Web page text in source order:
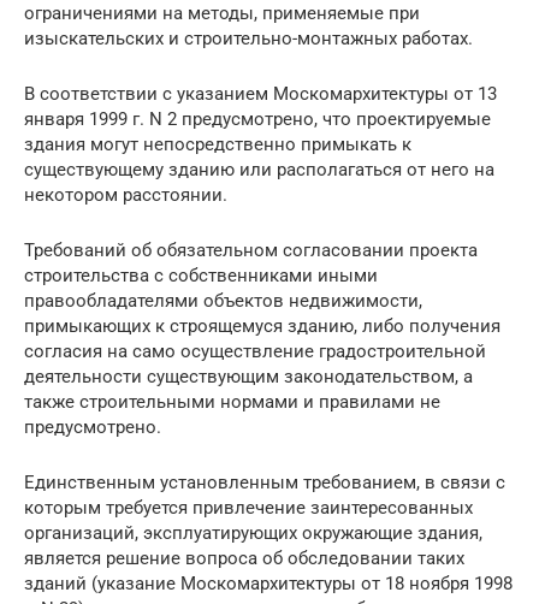
ограничениями на методы, применяемые при
изыскательских и строительно-монтажных работах.
В соответствии с указанием Москомархитектуры от 13
января 1999 г. N 2 предусмотрено, что проектируемые
здания могут непосредственно примыкать к
существующему зданию или располагаться от него на
некотором расстоянии.
Требований об обязательном согласовании проекта
строительства с собственниками иными
правообладателями объектов недвижимости,
примыкающих к строящемуся зданию, либо получения
согласия на само осуществление градостроительной
деятельности существующим законодательством, а
также строительными нормами и правилами не
предусмотрено.
Единственным установленным требованием, в связи с
которым требуется привлечение заинтересованных
организаций, эксплуатирующих окружающие здания,
является решение вопроса об обследовании таких
зданий (указание Москомархитектуры от 18 ноября 1998